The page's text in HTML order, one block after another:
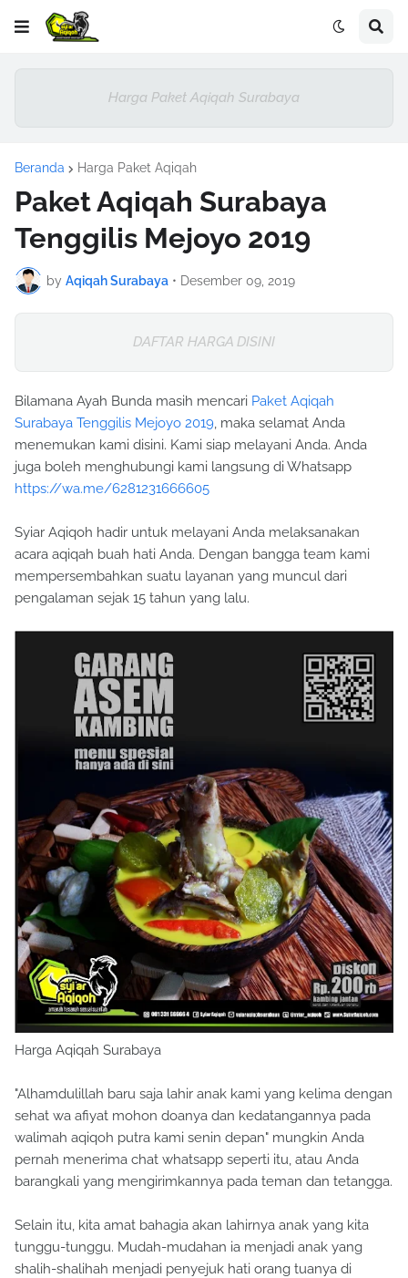
Harga Paket Aqiqah Surabaya
Beranda Harga Paket Aqiqah
Paket Aqiqah Surabaya
Tenggilis Mejoyo 2019
by Aqiqah Surabaya • Desember 09, 2019
DAFTAR HARGA DISINI
Bilamana Ayah Bunda masih mencari Paket Aqiqah
Surabaya Tenggilis Mejoyo 2019, maka selamat Anda
menemukan kami disini. Kami siap melayani Anda. Anda
juga boleh menghubungi kami langsung di Whatsapp
https://wa.me/6281231666605
Syiar Aqiqoh hadir untuk melayani Anda melaksanakan
acara aqiqah buah hati Anda. Dengan bangga team kami
mempersembahkan suatu layanan yang muncul dari
pengalaman sejak 15 tahun yang lalu.
Harga Aqiqah Surabaya
"Alhamdulillah baru saja lahir anak kami yang kelima dengan
sehat wa afiyat mohon doanya dan kedatangannya pada
walimah aqiqoh putra kami senin depan" mungkin Anda
pernah menerima chat whatsapp seperti itu, atau Anda
barangkali yang mengirimkannya pada teman dan tetangga.
Selain itu, kita amat bahagia akan lahirnya anak yang kita
tunggu-tunggu. Mudah-mudahan ia menjadi anak yang
shalih-shalihah menjadi penyejuk hati orang tuanya di